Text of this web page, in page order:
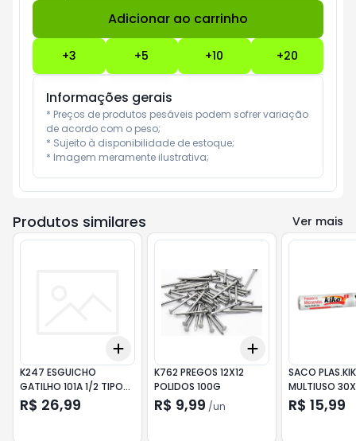
Adicionar ao carrinho
+3 +5 +10 +20
Informações gerais
* Preços de produtos pesáveis podem sofrer variação
de acordo com o peso;
* Sujeito à disponibilidade de estoque;
* Imagem meramente ilustrativa;
Produtos similares Ver mais
Add
K247 ESGUICHO
GATILHO 101A 1/2 TIPO
REVOLVER
R$ 26,99
Add
K762 PREGOS 12X12
POLIDOS 100G
R$ 9,99 /un
SACO
MULTIUSO
50UN
R$ 15,99